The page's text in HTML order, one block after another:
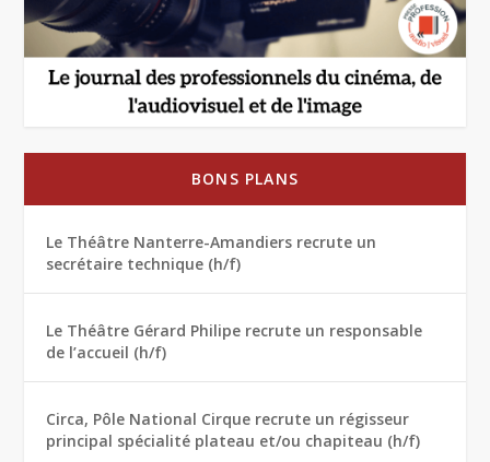
BONS PLANS
Le Théâtre Nanterre-Amandiers recrute un
secrétaire technique (h/f)
Le Théâtre Gérard Philipe recrute un responsable
de l’accueil (h/f)
Circa, Pôle National Cirque recrute un régisseur
principal spécialité plateau et/ou chapiteau (h/f)